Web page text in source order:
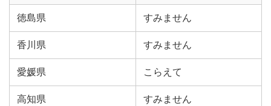
徳島県 すみません
香川県 すみません
愛媛県 こらえて
高知県 すみません